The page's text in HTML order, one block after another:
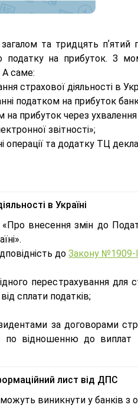
та тридцять пʼятий
на прибуток. З
А саме:
страхової діяльності в
податком на прибуток
прибуток через ухвалення
звітності»;
та додатку ТЦ
в Україні
«Про внесення змін до
до Закону №1909-
перестрахування
сплати податків;
за договорами
відношенню до виплат
лист від ДПС
виникнути у банків з